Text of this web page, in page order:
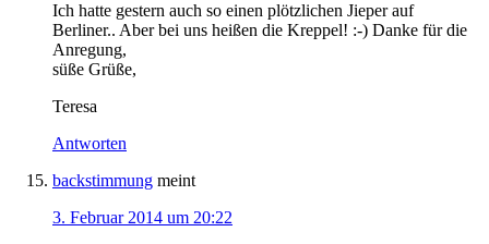
Ich hatte gestern auch so einen plötzlichen Jieper auf
Berliner.. Aber bei uns heißen die Kreppel! :-) Danke für die
Anregung,
süße Grüße,
Teresa
Antworten
backstimmung meint
3. Februar 2014 um 20:22